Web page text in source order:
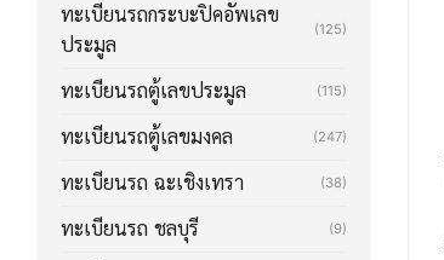
ทะเบียนรถกระบะปิคอัพเลข
ประมูล
(125)
ทะเบียนรถตู้เลขประมูล (115)
ทะเบียนรถตู้เลขมงคล (247)
ทะเบียนรถ ฉะเชิงเทรา (38)
ทะเบียนรถ ชลบุรี (9)